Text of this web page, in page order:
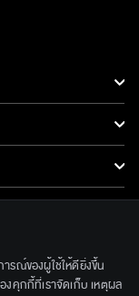
รณ์ของผู้ใช้ให้ดียิ่งขึ้น
งคุกกี้ที่เราจัดเก็บ เหตุผล